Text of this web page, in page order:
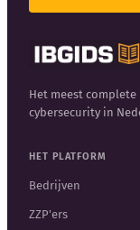
Het meest
cybersecurity in
HET PLATFORM
Bedrijven
ZZP'ers